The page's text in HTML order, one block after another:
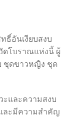
ธิ์อันเงียบสงบ
ดโบราณแห่งนี้ ผู้
ชุดขาวหญิง ชุด
ะและความสงบ
ละมีความสำคัญ